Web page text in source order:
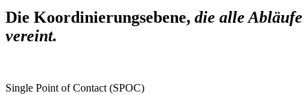
Die Koordinierungsebene, die alle Abläufe
vereint.
Single Point of Contact (SPOC)